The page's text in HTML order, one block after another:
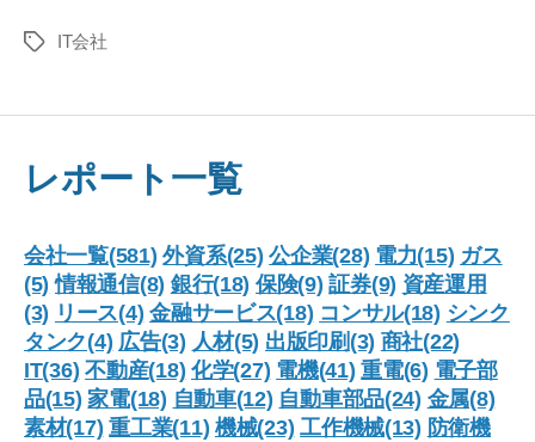
タ
IT会社
レポート一覧
会社一覧(581) 外資系(25) 公企業(28) 電力(15) ガス
(5) 情報通信(8) 銀行(18) 保険(9) 証券(9) 資産運用
(3) リース(4) 金融サービス(18) コンサル(18) シンク
タンク(4) 広告(3) 人材(5) 出版印刷(3) 商社(22)
IT(36) 不動産(18) 化学(27) 電機(41) 重電(6) 電子部
品(15) 家電(18) 自動車(12) 自動車部品(24) 金属(8)
素材(17) 重工業(11) 機械(23) 工作機械(13) 防衛機